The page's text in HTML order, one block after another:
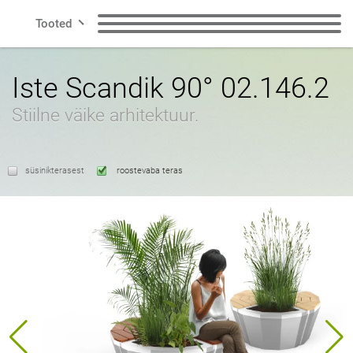
Tooted
Jäätmete
Jalgrattasõidu tsoon Päikesejaamad
Tuhkatoosid
Nutikas linn
Kontakt
inglise
Iste Scandik 90° 02.146.2
Stiilne väike arhitektuur.
süsinikterasest roostevaba teras